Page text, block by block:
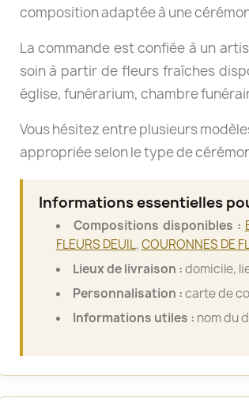
composition adaptée à une
La commande est confiée à un
soin à partir de fleurs fraîches
église, funérarium, chambre
Vous hésitez entre plusieurs
appropriée selon le type de
Informations essentielles
Compositions disponibles :
FLEURS DEUIL,COURONNES DE
Lieux de livraison :domicile,
Personnalisation :carte de
Informations utiles : nom du